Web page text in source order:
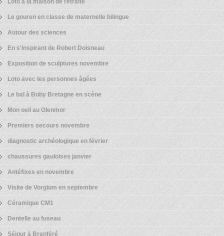
Le gouren en classe de maternelle bilingue
Autour des sciences
En s'inspirant de Robert Doisneau
Exposition de sculptures novembre
Loto avec les personnes âgées
Le bal à Boby Bretagne en scène
Mon oeil au Glenmor
Premiers secours novembre
diagnostic archéologique en février
chaussures gauloises janvier
Antéfixes en novembre
Visite de Vorgium en septembre
Céramique CM1
Dentelle au fuseau
Séjour à Branféré